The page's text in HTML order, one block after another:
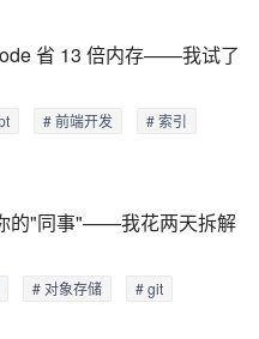
省 13 倍内存——我试了
# 前端开发 # 索引
的"同事"——我花两天拆解
# 对象存储 # git